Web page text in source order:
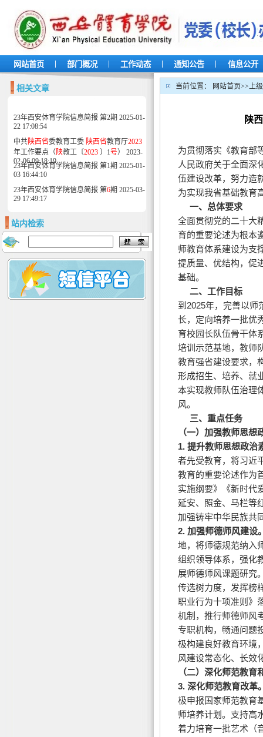
网站首页 | 部门概况 | 工作动态 | 通知公告 | 信息公开
相关文章
23年西安体育学院信息简报 第2期 2025-01-
22 17:08:54
中共陕西省委教育工委 陕西省教育厅2023
年工作要点（陕教工〔2023 〕1号）
2023-
02-06 09:18:19
23年西安体育学院信息简报 第1期 2025-01-
03 16:44:10
23年西安体育学院信息简报 第6期 2025-03-
29 17:49:17
站内检索
当前位置： 网站首页>>上
陕
为贯彻落实《教育部
人民政府关于全面深
伍建设改革，努力造
为实现我省基础教育
一、总体要求
全面贯彻党的二十大
育的重要论述为根本
师教育体系建设为支
提质量、优结构，促
基础。
二、工作目标
到2025年，完善以师
长，定向培养一批优
育校园长队伍骨干体
培训示范基地，教师
教育强省建设要求，
形成招生、培养、就
本实现教师队伍治理
风。
三、重点任务
（一）加强教师思
1. 提升教师思想政治
者先受教育，将习近
教育的重要论述作为
实施纲要》《新时代
延安、照金、马栏等
加强铸牢中华民族共
2. 加强师德师风建设
地，将师德规范纳入
组织领导体系，强化
展师德师风课题研究
传选树力度，发挥榜
职业行为十项准则》
机制，推行师德师风
专职机构，畅通问题
极构建良好教育环境
风建设常态化、长效
（二）深化师范教育
3. 深化师范教育改革
极申报国家师范教育
师培养计划。支持高
着力培育一批艺术（